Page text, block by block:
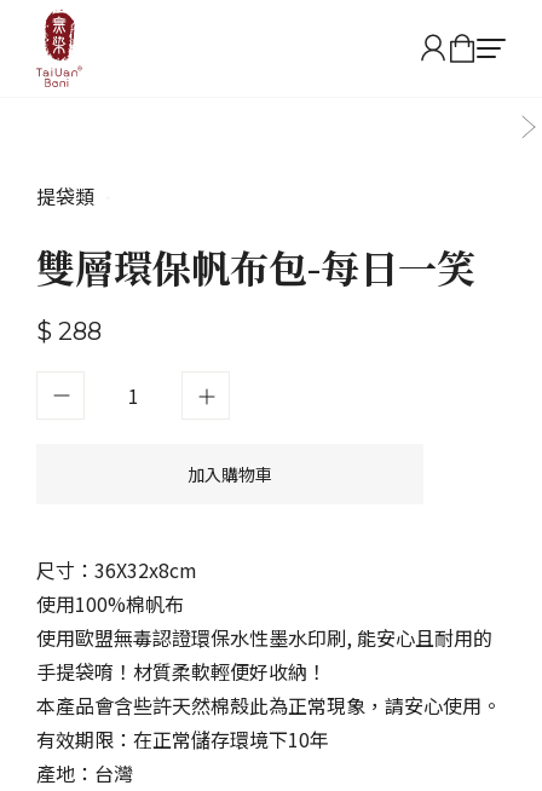
提袋類
雙層環保帆布包-每日一笑
$ 288
加入購物車
尺寸：36X32x8cm
使用100%棉帆布
使用歐盟無毒認證環保水性墨水印刷, 能安心且耐用的
手提袋唷！材質柔軟輕便好收納！
本產品會含些許天然棉殼此為正常現象，請安心使用。
有效期限：在正常儲存環境下10年
產地：台灣